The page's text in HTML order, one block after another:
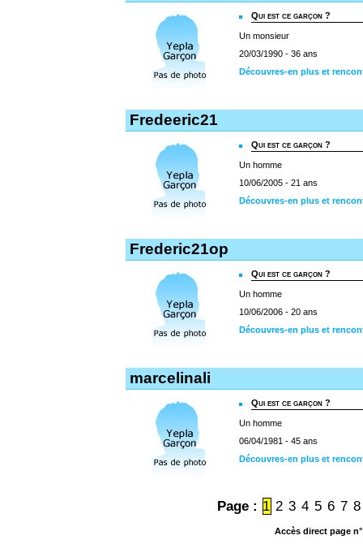
Qui est ce garçon ?
Un monsieur
20/03/1990 - 36 ans
Découvres-en plus et
Fredeeric21
Qui est ce garçon ?
Un homme
10/06/2005 - 21 ans
Découvres-en plus et
Frederic21op
Qui est ce garçon ?
Un homme
10/06/2006 - 20 ans
Découvres-en plus et
marcelinali
Qui est ce garçon ?
Un homme
06/04/1981 - 45 ans
Découvres-en plus et
Page : 1 2 3 4 5 6 7 8
Accès direct page